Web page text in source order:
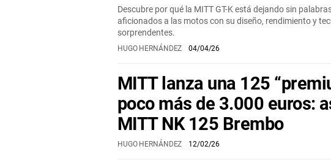
Descubre por qué la MITT GT-K está dejando sin
aficionados a las motos con su diseño, rendimiento y
sorprendentes.
HUGO HERNÁNDEZ 04/04/26
MITT lanza una 125
poco más de 3.000 euros:
MITT NK 125 Brembo
HUGO HERNÁNDEZ 12/02/26